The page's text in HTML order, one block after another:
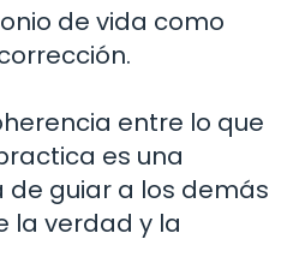
de vida como
entre lo que
es una
guiar a los demás
la verdad y la